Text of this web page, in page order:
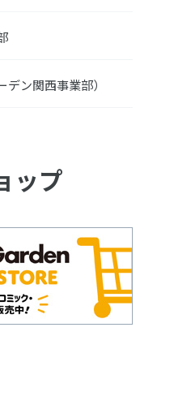
ン関西事業部）
ップ